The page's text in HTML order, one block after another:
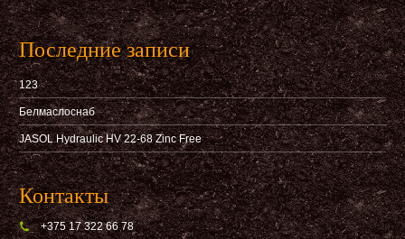
Последние записи
123
Белмаслоснаб
JASOL Hydraulic HV 22-68 Zinc Free
Контакты
+375 17 322 66 78